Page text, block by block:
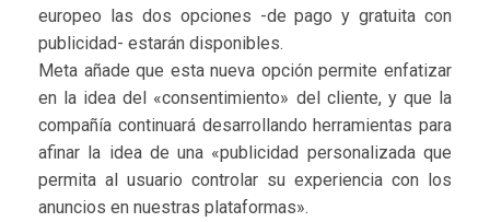
europeo las dos opciones -de pago y gratuita con
publicidad- estarán disponibles.
Meta añade que esta nueva opción permite enfatizar
en la idea del «consentimiento» del cliente, y que la
compañía continuará desarrollando herramientas para
afinar la idea de una «publicidad personalizada que
permita al usuario controlar su experiencia con los
anuncios en nuestras plataformas».